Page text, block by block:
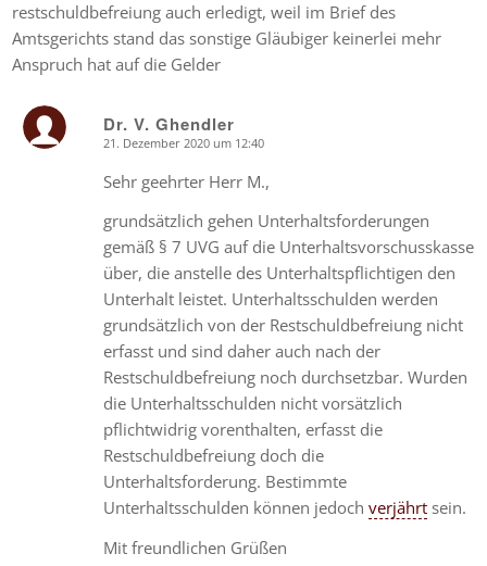
restschuldbefreiung auch erledigt, weil im Brief des
Amtsgerichts stand das sonstige Gläubiger keinerlei mehr
Anspruch hat auf die Gelder
Dr. V. Ghendler
21. Dezember 2020 um 12:40
Sehr geehrter Herr M.,
grundsätzlich gehen Unterhaltsforderungen
gemäß § 7 UVG auf die Unterhaltsvorschusskasse
über, die anstelle des Unterhaltspflichtigen den
Unterhalt leistet. Unterhaltsschulden werden
grundsätzlich von der Restschuldbefreiung nicht
erfasst und sind daher auch nach der
Restschuldbefreiung noch durchsetzbar. Wurden
die Unterhaltsschulden nicht vorsätzlich
pflichtwidrig vorenthalten, erfasst die
Restschuldbefreiung doch die
Unterhaltsforderung. Bestimmte
Unterhaltsschulden können jedochverjährt sein.
Mit freundlichen Grüßen